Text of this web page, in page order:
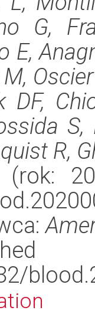
G,
E,
DF,
S,
R,
(rok: